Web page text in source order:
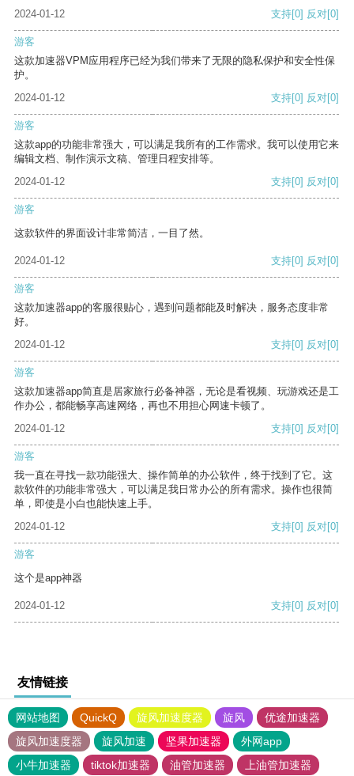
2024-01-12 支持[0] 反对[0]
游客
这款加速器VPM应用程序已经为我们带来了无限的隐私保护和安全性保
护。
2024-01-12
支持[0] 反对[0]
游客
这款app的功能非常强大，可以满足我所有的工作需求。我可以使用它来
编辑文档、制作演示文稿、管理日程安排等。
2024-01-12
支持[0] 反对[0]
游客
这款软件的界面设计非常简洁，一目了然。
2024-01-12 支持[0] 反对[0]
游客
这款加速器app的客服很贴心，遇到问题都能及时解决，服务态度非常
好。
2024-01-12
支持[0] 反对[0]
游客
这款加速器app简直是居家旅行必备神器，无论是看视频、玩游戏还是工
作办公，都能畅享高速网络，再也不用担心网速卡顿了。
2024-01-12
支持[0] 反对[0]
游客
我一直在寻找一款功能强大、操作简单的办公软件，终于找到了它。这
款软件的功能非常强大，可以满足我日常办公的所有需求。操作也很简
单，即使是小白也能快速上手。
2024-01-12
支持[0] 反对[0]
游客
这个是app神器
2024-01-12 支持[0] 反对[0]
友情链接
网站地图 QuickQ 旋风加速度器 旋风
优途加速器
旋风加速度器
旋风加速 坚果加速器
外网app
小牛加速器
tiktok加速器 油管加速器 上油管加速器